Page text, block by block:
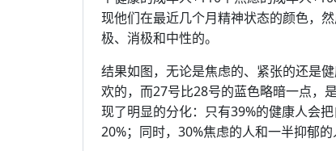
现他们在最近几个月精神状态的颜色，
极、消极和中性的。
结果如图，无论是焦虑的、紧张的还是
欢的，而27号比28号的蓝色略暗一点，
现了明显的分化：只有39%的健康人会
20%；同时，30%焦虑的人和一半抑郁的